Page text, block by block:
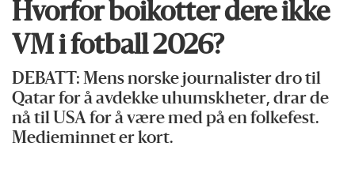
Hvorfor boikotter dere ikke
VM i fotball 2026?
DEBATT: Mens norske journalister dro til
Qatar for å avdekke uhumskheter, drar de
nå til USA for å være med på en folkefest.
Medieminnet er kort.